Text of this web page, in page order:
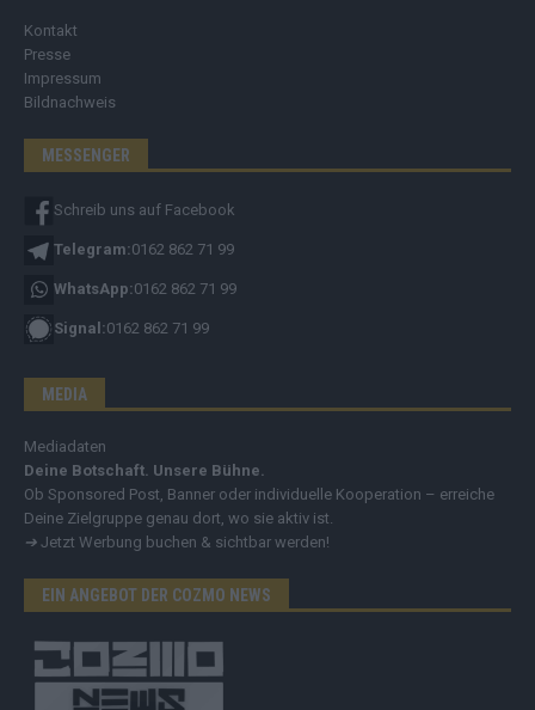
Kontakt
Presse
Impressum
Bildnachweis
MESSENGER
Schreib uns auf Facebook
Telegram:0162 862 71 99
WhatsApp:0162 862 71 99
Signal:0162 862 71 99
MEDIA
Mediadaten
Deine Botschaft. Unsere Bühne.
Ob Sponsored Post, Banner oder individuelle Kooperation – erreiche
Deine Zielgruppe genau dort, wo sie aktiv ist.
➔ Jetzt Werbung buchen & sichtbar werden!
EIN ANGEBOT DER COZMO NEWS